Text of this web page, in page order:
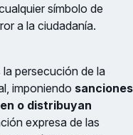
símbolo de
a la ciudadanía.
persecución de la
imponiendo sanciones
o distribuyan
expresa de las